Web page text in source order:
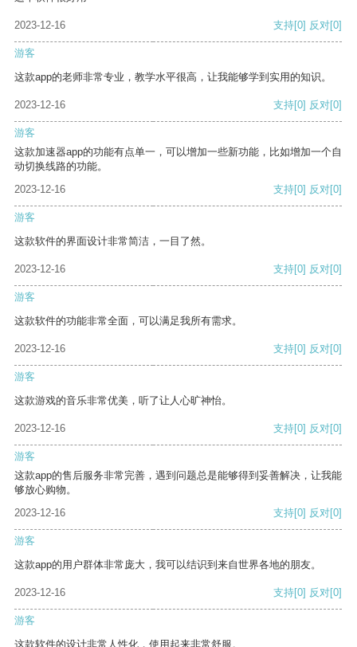
2023-12-16 支持[0] 反对[0]
游客
这款app的老师非常专业，教学水平很高，让我能够学到实用的知识。
2023-12-16 支持[0] 反对[0]
游客
这款加速器app的功能有点单一，可以增加一些新功能，比如增加一个自
动切换线路的功能。
2023-12-16
支持[0] 反对[0]
游客
这款软件的界面设计非常简洁，一目了然。
2023-12-16 支持[0] 反对[0]
游客
这款软件的功能非常全面，可以满足我所有需求。
2023-12-16 支持[0] 反对[0]
游客
这款游戏的音乐非常优美，听了让人心旷神怡。
2023-12-16 支持[0] 反对[0]
游客
这款app的售后服务非常完善，遇到问题总是能够得到妥善解决，让我能
够放心购物。
2023-12-16
支持[0] 反对[0]
游客
这款app的用户群体非常庞大，我可以结识到来自世界各地的朋友。
2023-12-16 支持[0] 反对[0]
游客
这款软件的设计非常人性化，使用起来非常舒服。